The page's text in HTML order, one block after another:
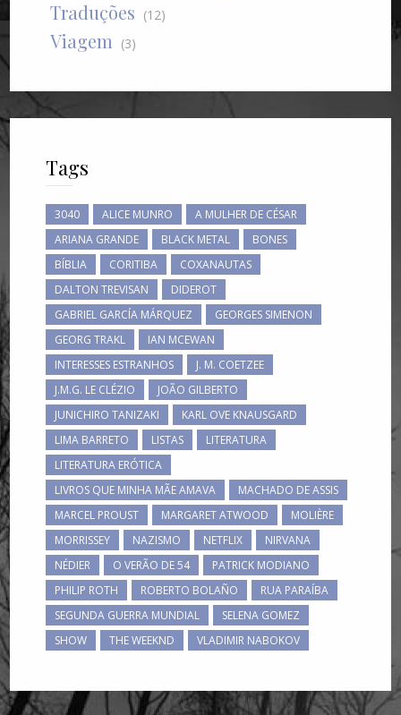
Traduções (12)
Viagem (3)
Tags
3040 ALICE MUNRO
A MULHER DE CÉSAR
ARIANA GRANDE
BLACK METAL
BONES
BÍBLIA
CORITIBA
COXANAUTAS
DALTON TREVISAN
DIDEROT
GABRIEL GARCÍA MÁRQUEZ
GEORGES SIMENON
GEORG TRAKL
IAN MCEWAN
INTERESSES ESTRANHOS
J. M. COETZEE
J.M.G. LE CLÉZIO
JOÃO GILBERTO
JUNICHIRO TANIZAKI
KARL OVE KNAUSGARD
LIMA BARRETO
LISTAS
LITERATURA
LITERATURA ERÓTICA
LIVROS QUE MINHA MÃE AMAVA
MACHADO DE ASSIS
MARCEL PROUST
MARGARET ATWOOD
MOLIÈRE
MORRISSEY
NAZISMO NETFLIX
NIRVANA
NÉDIER
O VERÃO DE 54
PATRICK MODIANO
PHILIP ROTH
ROBERTO BOLAÑO
RUA PARAÍBA
SEGUNDA GUERRA MUNDIAL
SELENA GOMEZ
SHOW
THE WEEKND VLADIMIR NABOKOV